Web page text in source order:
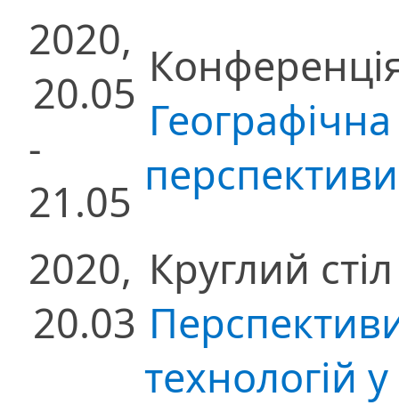
2020,
20.05
-
21.05
2020,
20.03
Круглий стіл
технологій